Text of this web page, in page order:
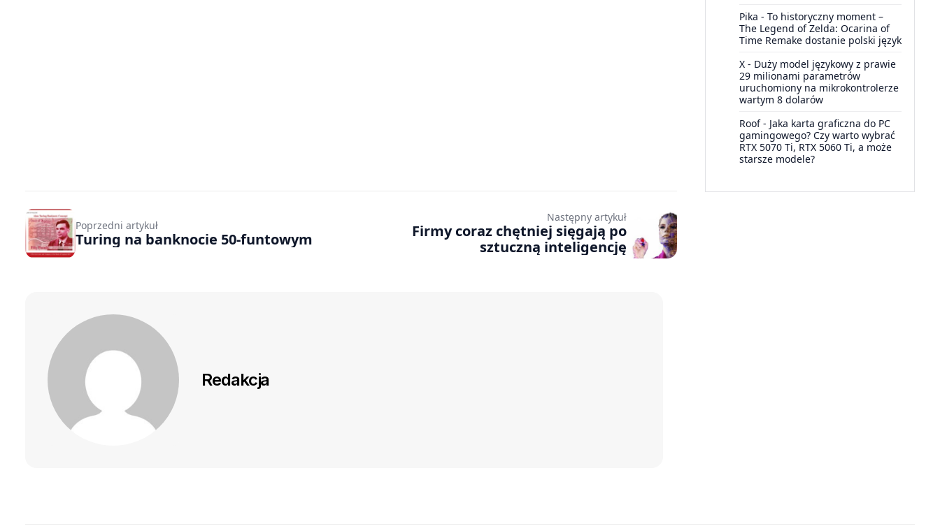
Pika - To historyczny moment –
The Legend of Zelda: Ocarina of
Time Remake dostanie polski język
X - Duży model językowy z prawie
29 milionami parametrów
uruchomiony na mikrokontrolerze
wartym 8 dolarów
Roof- Jaka karta graficzna do PC
gamingowego? Czy warto wybrać
RTX 5070 Ti, RTX 5060 Ti, a może
starsze modele?
Poprzedni artykuł
Turing na banknocie 50-funtowym
Następny artykuł
Firmy coraz chętniej sięgają po
sztuczną inteligencję
Redakcja